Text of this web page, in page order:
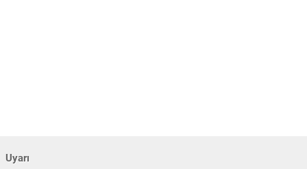
Uyarı